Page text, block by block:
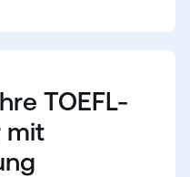
TOEFL-
mit